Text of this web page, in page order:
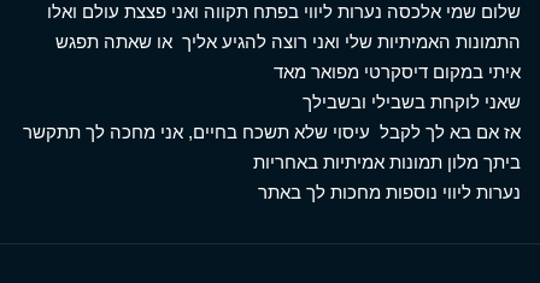
שלום שמי אלכסה נערות ליווי בפתח תקווה ואני פצצת עולם ואלו
התמונות האמיתיות שלי ואני רוצה להגיע אליך או שאתה תפגש
איתי במקום דיסקרטי מפואר מאד
שאני לוקחת בשבילי ובשבילך
אז אם בא לך לקבל עיסוי שלא תשכח בחיים, אני מחכה לך תתקשר
ביתך מלון תמונות אמיתיות באחריות
נערות ליווי נוספות מחכות לך באתר